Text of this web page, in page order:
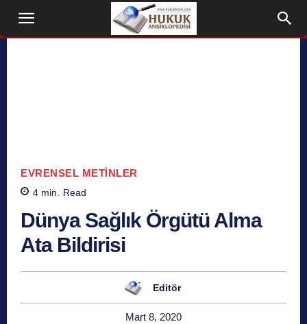
EVRENSEL METINLER
4 min. Read
Dünya Sağlık Örgütü Alma
Ata Bildirisi
Editör
Mart 8, 2020